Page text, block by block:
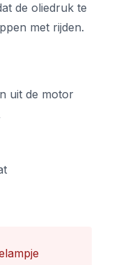
de oliedruk te
met rijden.
uit de motor